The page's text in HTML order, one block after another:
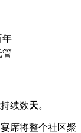
年
管
续数天。
席将整个社区聚